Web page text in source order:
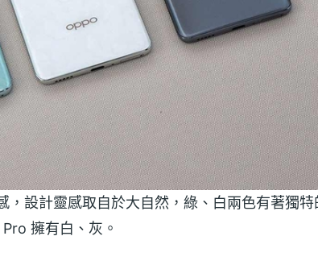
設計靈感取自於大自然，綠、白兩色有著獨特
擁有白、灰。